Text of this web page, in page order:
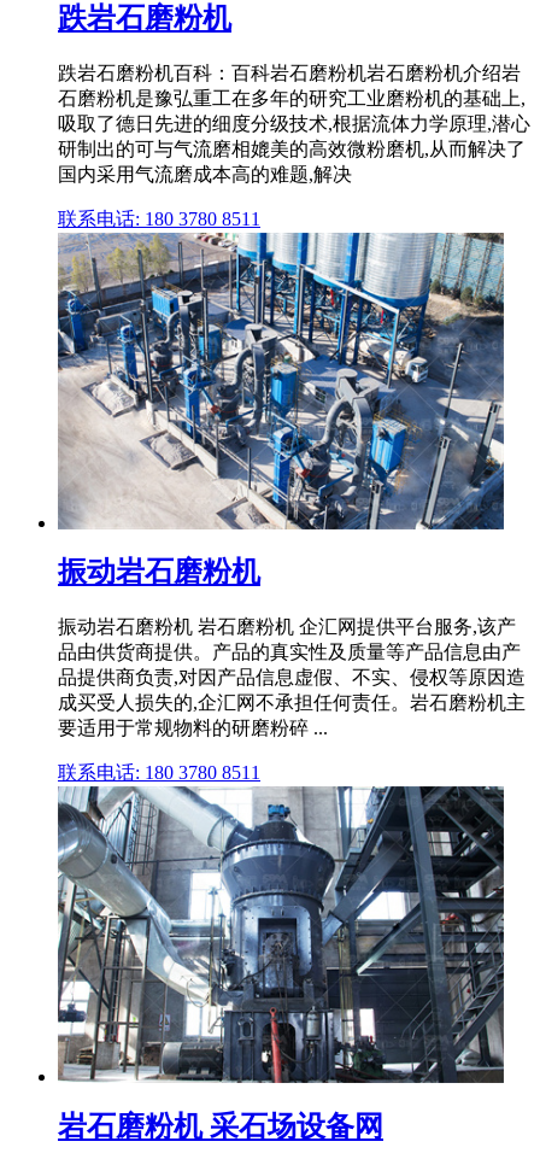
跌岩石磨粉机
跌岩石磨粉机百科：百科岩石磨粉机岩石磨粉机介绍岩
石磨粉机是豫弘重工在多年的研究工业磨粉机的基础上,
吸取了德日先进的细度分级技术,根据流体力学原理,潜心
研制出的可与气流磨相媲美的高效微粉磨机,从而解决了
国内采用气流磨成本高的难题,解决
联系电话: 180 3780 8511
振动岩石磨粉机
振动岩石磨粉机 岩石磨粉机 企汇网提供平台服务,该产
品由供货商提供。产品的真实性及质量等产品信息由产
品提供商负责,对因产品信息虚假、不实、侵权等原因造
成买受人损失的,企汇网不承担任何责任。岩石磨粉机主
要适用于常规物料的研磨粉碎 ...
联系电话: 180 3780 8511
岩石磨粉机 采石场设备网